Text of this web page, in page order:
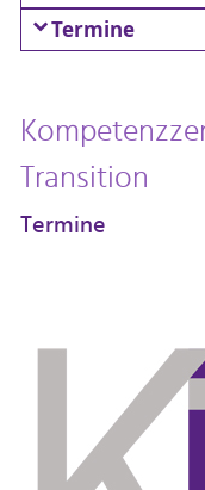
Termine
Transition
Termine